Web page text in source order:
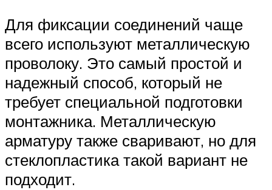
Для фиксации соединений чаще
всего используют металлическую
проволоку. Это самый простой и
надежный способ, который не
требует специальной подготовки
монтажника. Металлическую
арматуру также сваривают, но для
стеклопластика такой вариант не
подходит.